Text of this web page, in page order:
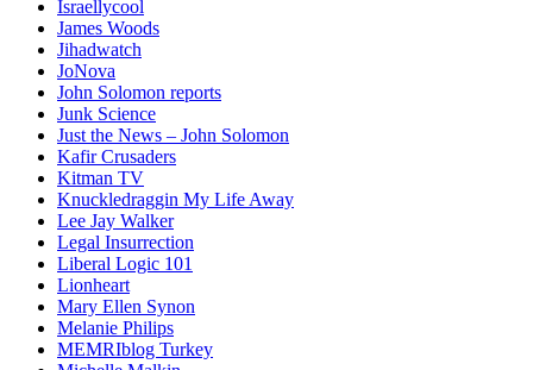
Israellycool
James Woods
Jihadwatch
JoNova
John Solomon reports
Junk Science
Just the News – John Solomon
Kafir Crusaders
Kitman TV
Knuckledraggin My Life Away
Lee Jay Walker
Legal Insurrection
Liberal Logic 101
Lionheart
Mary Ellen Synon
Melanie Philips
MEMRIblog Turkey